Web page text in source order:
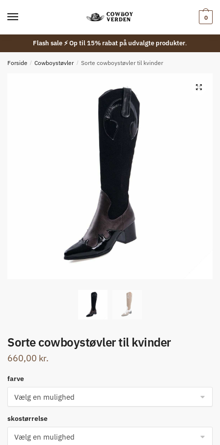
0
Flash sale ⚡ Op til 15% rabat på udvalgte produkter.
Forside / Cowboystøvler / Sorte cowboystøvler til kvinder
🔍
Sorte cowboystøvler til kvinder
660,00 kr.
farve
skostørrelse